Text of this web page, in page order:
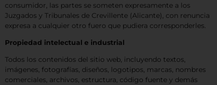
consumidor, las partes se someten expresamente a los
Juzgados y Tribunales de Crevillente (Alicante), con renuncia
expresa a cualquier otro fuero que pudiera corresponderles.
Propiedad intelectual e industrial
Todos los contenidos del sitio web, incluyendo textos,
imágenes, fotografías, diseños, logotipos, marcas, nombres
comerciales, archivos, estructura, código fuente y demás